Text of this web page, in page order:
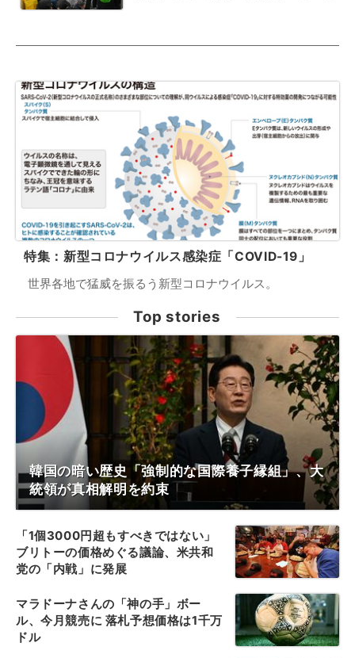
特集：新型コロナウイルス感染症「COVID-19」
世界各地で猛威を振るう新型コロナウイルス。
Top stories
韓国の暗い歴史「強制的な国際養子縁組」、大
統領が真相解明を約束
「1個3000円超もすべきではない」
ブリトーの価格めぐる議論、米共和
党の「内戦」に発展
マラドーナさんの「神の手」ボー
ル、今月競売に 落札予想価格は1千万
ドル